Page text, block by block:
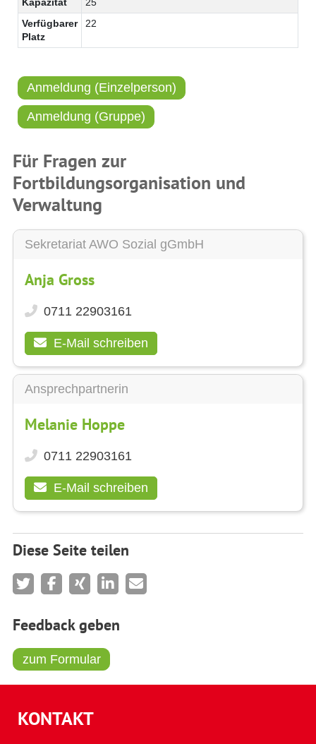
Verfügbarer
Platz
22
Anmeldung (Einzelperson)
Anmeldung (Gruppe)
Für Fragen zur
Fortbildungsorganisation und
Verwaltung
Sekretariat AWO Sozial gGmbH
Anja Gross
0711 22903161
E-Mail schreiben
Ansprechpartnerin
Melanie Hoppe
0711 22903161
E-Mail schreiben
Diese Seite teilen
Feedback geben
zum Formular
KONTAKT